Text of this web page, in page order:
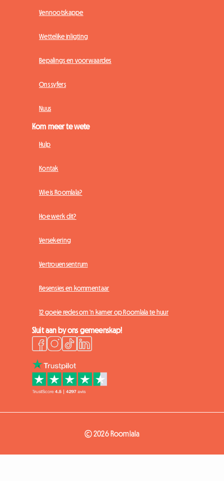
Vennootskappe
Wettelike inligting
Bepalings en voorwaardes
Ons syfers
Nuus
Kom meer te wete
Hulp
Kontak
Wie is Roomlala?
Hoe werk dit?
Versekering
Vertrouensentrum
Resensies en kommentaar
12 goeie redes om 'n kamer op Roomlala te huur
Sluit aan by ons gemeenskap!
© 2026 Roomlala